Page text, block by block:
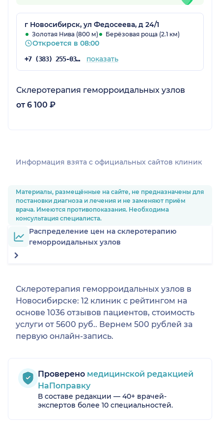
г Новосибирск, ул Федосеева, д 24/1
Золотая Нива (800 м) Берёзовая роща (2.1 км)
Откроется в 08:00
+7 (383) 255-03-03 показать
Склеротерапия геморроидальных узлов
от 6 100 ₽
Информация взята c официальных сайтов клиник
Материалы, размещённые на сайте, не предназначены для
постановки диагноза и лечения и не заменяют приём
врача. Имеются противопоказания. Необходима
консультация специалиста.
Распределение цен на склеротерапию
геморроидальных узлов
Склеротерапия геморроидальных узлов в
Новосибирске: 12 клиник с рейтингом на
основе 1036 отзывов пациентов, стоимость
услуги от 5600 руб.. Вернем 500 рублей за
первую онлайн-запись.
Проверено медицинской редакцией
НаПоправку
В составе редакции — 40+ врачей-
экспертов более 10 специальностей.